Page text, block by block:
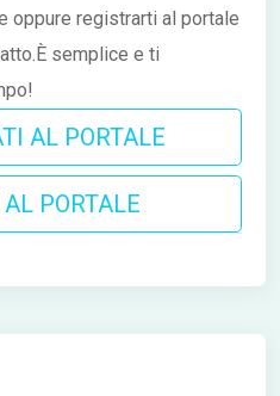
oppure registrarti al portale
semplice e ti
AL PORTALE
PORTALE